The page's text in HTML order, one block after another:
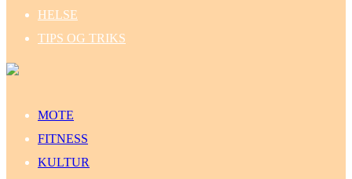
HELSE
TIPS OG TRIKS
MOTE
FITNESS
KULTUR